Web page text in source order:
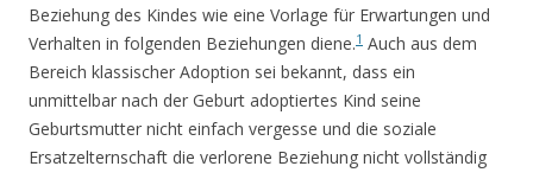
Beziehung des Kindes wie eine Vorlage für Erwartungen und
Verhalten in folgenden Beziehungen diene.1 Auch aus dem
Bereich klassischer Adoption sei bekannt, dass ein
unmittelbar nach der Geburt adoptiertes Kind seine
Geburtsmutter nicht einfach vergesse und die soziale
Ersatzelternschaft die verlorene Beziehung nicht vollständig